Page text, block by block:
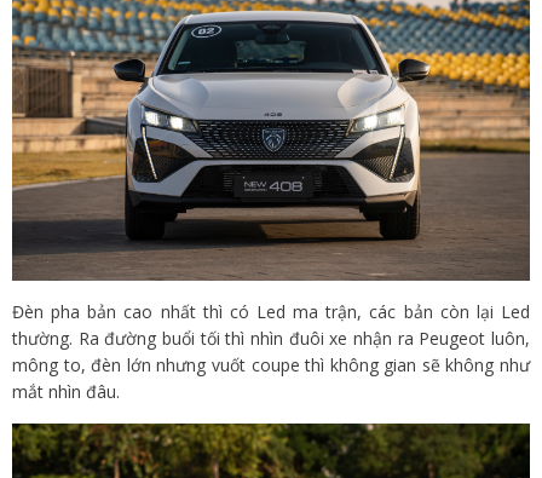
Đèn pha bản cao nhất thì có Led ma trận, các bản còn lại Led
thường. Ra đường buổi tối thì nhìn đuôi xe nhận ra Peugeot luôn,
mông to, đèn lớn nhưng vuốt coupe thì không gian sẽ không như
mắt nhìn đâu.